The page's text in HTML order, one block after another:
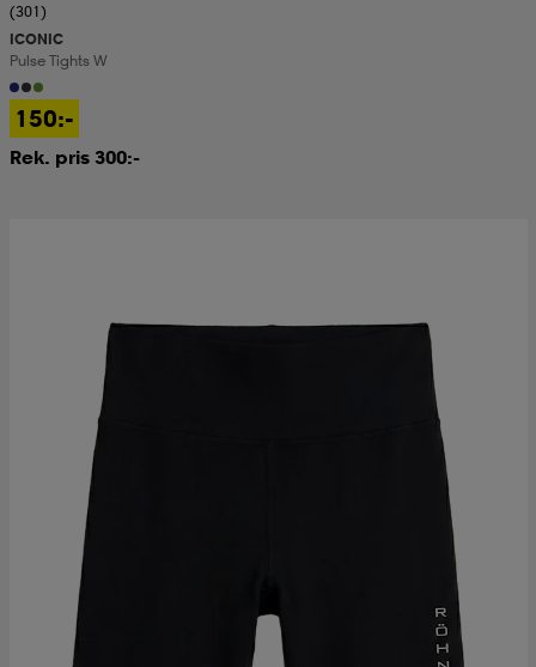
(301)
ICONIC
Pulse Tights W
150:-
Rek. pris 300:-